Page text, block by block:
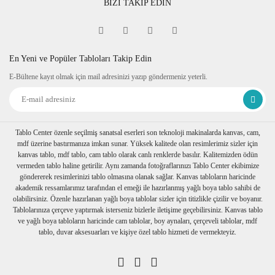
BİZİ TAKİP EDİN
En Yeni ve Popüler Tabloları Takip Edin
E-Bültene kayıt olmak için mail adresinizi yazıp göndermeniz yeterli.
Tablo Center özenle seçilmiş sanatsal eserleri son teknoloji makinalarda kanvas, cam,
mdf üzerine bastırmanıza imkan sunar. Yüksek kalitede olan resimlerimiz sizler için
kanvas tablo, mdf tablo, cam tablo olarak canlı renklerde basılır. Kalitemizden ödün
vermeden tablo haline getirilir. Aynı zamanda fotoğraflarınızı Tablo Center ekibimize
göndererek resimlerinizi tablo olmasına olanak sağlar. Kanvas tabloların haricinde
akademik ressamlarımız tarafından el emeği ile hazırlanmış yağlı boya tablo sahibi de
olabilirsiniz. Özenle hazırlanan yağlı boya tablolar sizler için titizlikle çizilir ve boyanır.
Tablolarınıza çerçeve yaptırmak isterseniz bizlerle iletişime geçebilirsiniz. Kanvas tablo
ve yağlı boya tabloların haricinde cam tablolar, boy aynaları, çerçeveli tablolar, mdf
tablo, duvar aksesuarları ve kişiye özel tablo hizmeti de vermekteyiz.